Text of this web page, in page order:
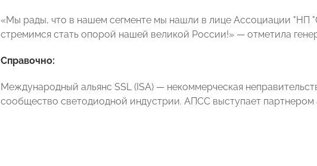
«Мы рады, что в нашем сегменте мы нашли в лице Ассоциации
стремимся стать опорой нашей великой России!» — отметила
Справочно:
Международный альянс SSL (ISA) — некоммерческая
сообщество светодиодной индустрии. АПСС выступает партнером